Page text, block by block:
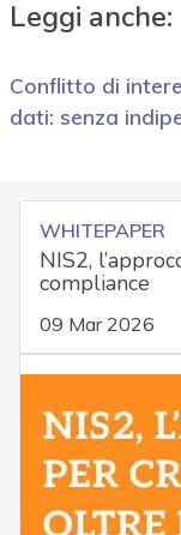
Leggi anche:
Conflitto di
dati: senza
WHITEPAPER
NIS2,
compliance
09 Mar 2026